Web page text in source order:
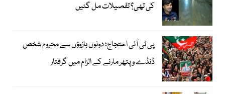
کی تھی؟ تفصیلات مل گئیں
پی ٹی آئی احتجاج؛ دونوں بازوؤں سے محروم شخص
ڈنڈے و پتھر مارنے کے الزام میں گرفتار